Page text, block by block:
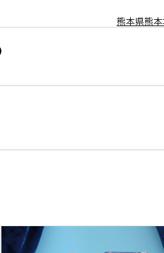
熊本県熊